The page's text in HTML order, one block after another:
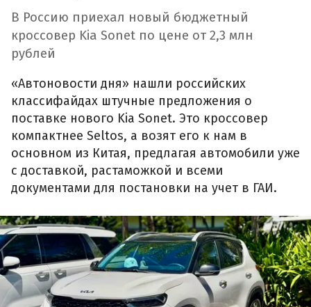
В Россию приехал новый бюджетный
кроссовер Kia Sonet по цене от 2,3 млн
рублей
«Автоновости дня» нашли российских
классифайдах штучные предложения о
поставке нового Kia Sonet. Это кроссовер
компактнее Seltos, а возят его к нам в
основном из Китая, предлагая автомобили уже
с доставкой, растаможкой и всеми
документами для постановки на учет в ГАИ.